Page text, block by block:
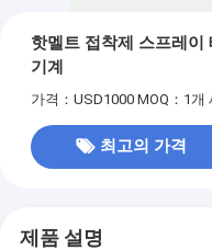
핫멜트 접착제 스프레이
기계
가격：USD1000 MOQ：1개
최고의 가격
제품 설명